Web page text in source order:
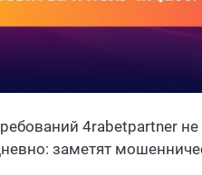
4rabetpartner
заметят